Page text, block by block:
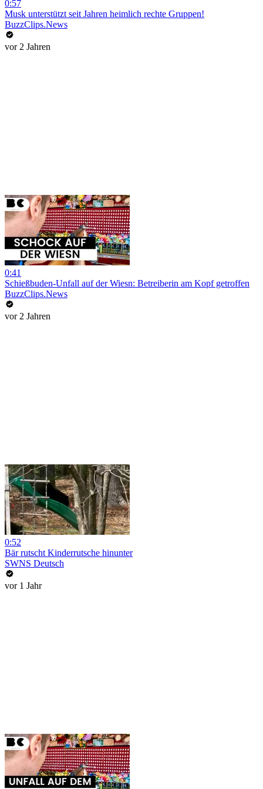
0:57
Musk unterstützt seit Jahren heimlich rechte Gruppen!
BuzzClips.News
vor 2 Jahren
0:41
Schießbuden-Unfall auf der Wiesn: Betreiberin am Kopf getroffen
BuzzClips.News
vor 2 Jahren
0:52
Bär rutscht Kinderrutsche hinunter
SWNS Deutsch
vor 1 Jahr